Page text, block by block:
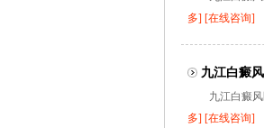
多] [在线咨询]
九江白癜
九江白癜
多] [在线咨询]